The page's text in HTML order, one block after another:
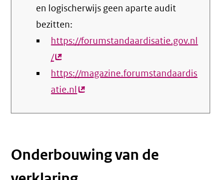
en logischerwijs geen aparte audit
bezitten:
https://forumstandaardisatie.gov.nl
/(externe
link)
https://magazine.forumstandaardis
atie.nl(externe
Onderbouwing van de